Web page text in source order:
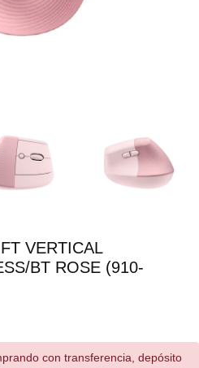
VERTICAL
BT ROSE (910-
con transferencia, depósito